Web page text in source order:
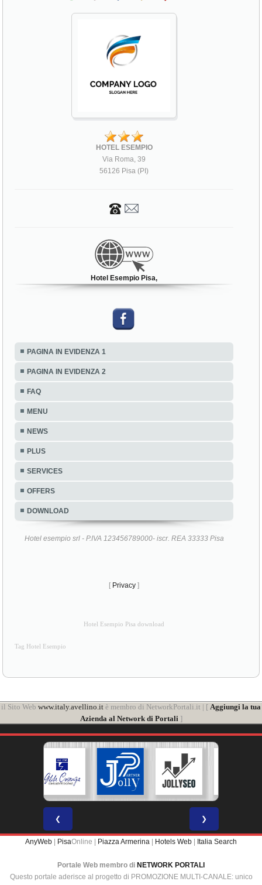
HOTEL ESEMPIO
Via Roma, 39
56126 Pisa (PI)
Hotel Esempio Pisa,
PAGINA IN EVIDENZA 1
PAGINA IN EVIDENZA 2
FAQ
MENU
NEWS
PLUS
SERVICES
OFFERS
DOWNLOAD
Hotel esempio srl - P.IVA 123456789000- iscr. REA 33333 Pisa
[ Privacy ]
Hotel Esempio Pisa download
Tag Hotel Esempio
il Sito Web www.italy.avellino.it è membro di NetworkPortali.it | [ Aggiungi la tua
Azienda al Network di Portali ]
❮ ❯
AnyWeb PisaOnline | Piazza Armerina Hotels Web Italia Search
Portale Web membro di NETWORK PORTALI
Questo portale aderisce al progetto di PROMOZIONE MULTI-CANALE: unico